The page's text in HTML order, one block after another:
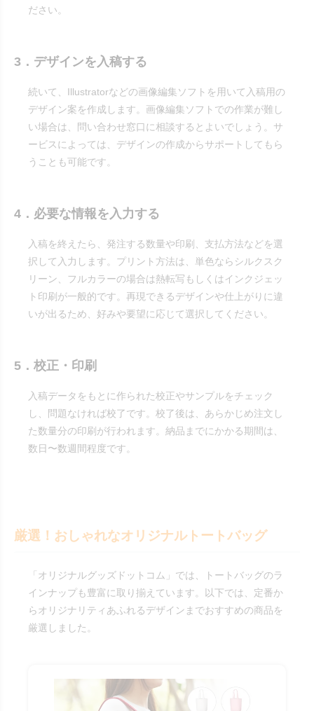
ださい。
3．デザインを入稿する
続いて、Illustratorなどの画像編集ソフトを用いて入稿用の
デザイン案を作成します。画像編集ソフトでの作業が難し
い場合は、問い合わせ窓口に相談するとよいでしょう。サ
ービスによっては、デザインの作成からサポートしてもら
うことも可能です。
4．必要な情報を入力する
入稿を終えたら、発注する数量や印刷、支払方法などを選
択して入力します。プリント方法は、単色ならシルクスク
リーン、フルカラーの場合は熱転写もしくはインクジェッ
ト印刷が一般的です。再現できるデザインや仕上がりに違
いが出るため、好みや要望に応じて選択してください。
5．校正・印刷
入稿データをもとに作られた校正やサンプルをチェック
し、問題なければ校了です。校了後は、あらかじめ注文し
た数量分の印刷が行われます。納品までにかかる期間は、
数日〜数週間程度です。
厳選！おしゃれなオリジナルトートバッグ
「オリジナルグッズドットコム」では、トートバッグのラ
インナップも豊富に取り揃えています。以下では、定番か
らオリジナリティあふれるデザインまでおすすめの商品を
厳選しました。